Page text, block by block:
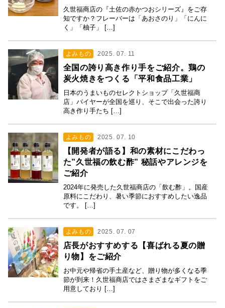
久世福商店の『土佐の赤かつおシリーズ』をご存
知ですか？フレーバーは「あおさのり」「にんに
く」「柚子」 […]
よみもの 2025. 07. 11
全国の誇り高き作り手をご紹介。鶏の
炭火焼きをつくる「平和食品工業」
日本のうまいものセレクトショップ「久世福商
店」バイヤーが全国を巡り、そこで出会った誇り
高き作り手たち […]
よみもの 2025. 07. 10
【開発者が語る】和の素材にこだわっ
た”久世福の飲む酢” 秘話やアレンジを
ご紹介
2024年に発売した久世福商店の「飲む酢」。国産
原料にこだわり、暑い季節におすすめしたい逸品
です。 […]
よみもの 2025. 07. 07
店長がおすすめする【喜ばれる夏の贈
り物】をご紹介
お中元や帰省の手土産など、贈り物が多くなる季
節が到来！久世福商店ではさまざまなギフトをご
用意しており […]